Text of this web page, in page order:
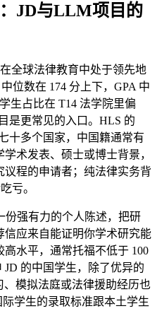
JD与LLM项目的
全球法律教育中处于领先地
位数在 174 分上下，GPA 中
生占比在 T14 法学院里偏
是更常见的入口。HLS 的
十多个国家，中国籍通常有
术发表、硕士或博士背景，
程的申请者；纯法律实务背
亏。
份强有力的个人陈述，把研
应来自能证明你学术研究能
水平，通常托福不低于 100
JD 的中国学生，除了优异的
、模拟法庭或法律援助经历也
学生的录取标准跟本土学生